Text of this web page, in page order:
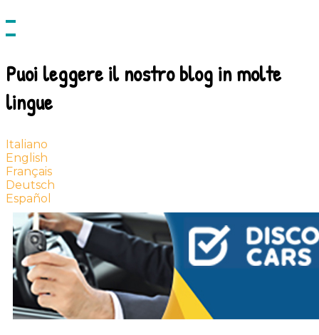
Show
side
Hide
Puoi leggere il nostro blog in molte
lingue
Italiano
English
Français
Deutsch
Español